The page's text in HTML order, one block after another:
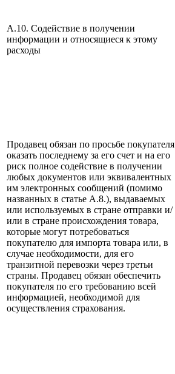
A.10. Содействие в получении
информации и относящиеся к этому
расходы
Продавец обязан по просьбе покупателя
оказать последнему за его счет и на его
риск полное содействие в получении
любых документов или эквивалентных
им электронных сообщений (помимо
названных в статье А.8.), выдаваемых
или используемых в стране отправки и/
или в стране происхождения товара,
которые могут потребоваться
покупателю для импорта товара или, в
случае необходимости, для его
транзитной перевозки через третьи
страны. Продавец обязан обеспечить
покупателя по его требованию всей
информацией, необходимой для
осуществления страхования.